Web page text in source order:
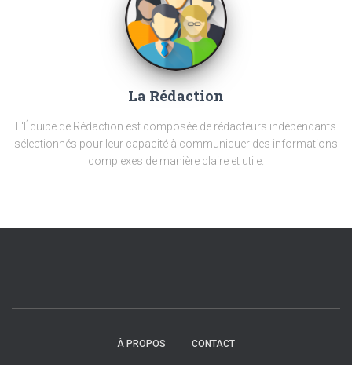
La Rédaction
L'Équipe de Rédaction est composée de rédacteurs indépendants
sélectionnés pour leur capacité à communiquer des informations
complexes de manière claire et utile.
À PROPOS CONTACT